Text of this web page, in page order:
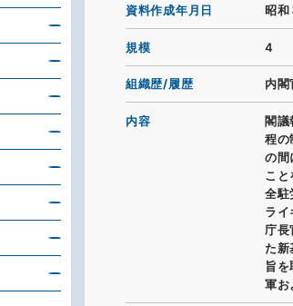
資料作成年月日 昭和
規模 4
組織歴/履歴 内閣
内容
閣
程の
の間
こ
全駐
ラ
庁
た新
旨
軍お